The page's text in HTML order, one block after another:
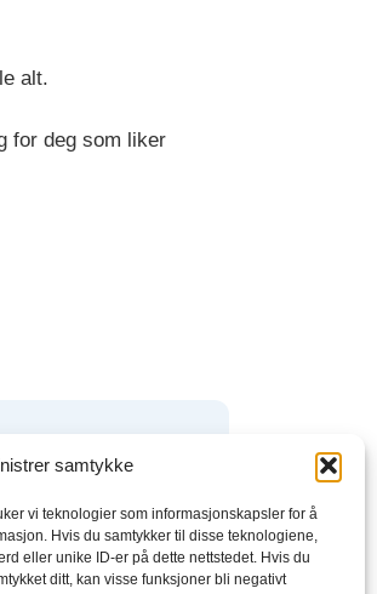
samtykke
vi teknologier som informasjonskapsler for å
Hvis du samtykker til disse teknologiene,
eller unike ID-er på dette nettstedet. Hvis du
ditt, kan visse funksjoner bli negativt
alt.
for deg som liker